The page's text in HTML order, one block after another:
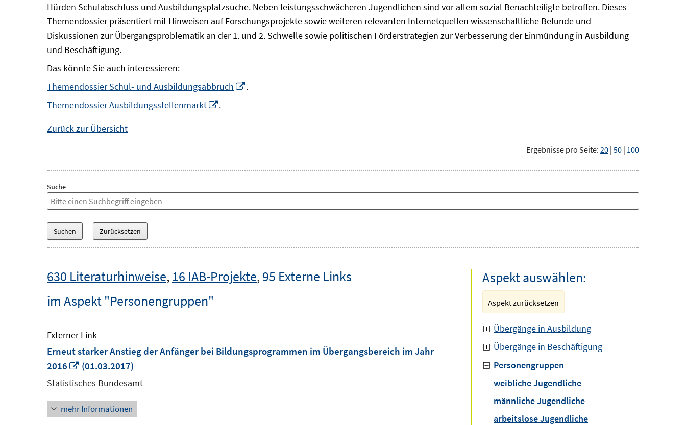
Hürden Schulabschluss und Ausbildungsplatzsuche. Neben leistungsschwächeren Jugendlichen sind vor allem sozial Benachteiligte betroffen. Dieses
Themendossier präsentiert mit Hinweisen auf Forschungsprojekte sowie weiteren relevanten Internetquellen wissenschaftliche Befunde und
Diskussionen zur Übergangsproblematik an der 1. und 2. Schwelle sowie politischen Förderstrategien zur Verbesserung der Einmündung in Ausbildung
und Beschäftigung.
Das könnte Sie auch interessieren:
Themendossier Schul- und Ausbildungsabbruch
In.
Themendossier Ausbildungsstellenmarkt
In.
Zurück zur Übersicht
Ergebnisse pro Seite: 20 | 50 | 100
Suche
630 Literaturhinweise, 16 IAB-Projekte,95 Externe Links
im Aspekt "Personengruppen"
Externer Link
Erneut starker Anstieg der Anfänger bei Bildungsprogrammen im Übergangsbereich im Jahr
2016
In
neuem
öffnen
(01.03.2017)
Statistisches Bundesamt
mehr Informationen
Aspekt auswählen:
Aspekt zurücksetzen
Übergänge in Ausbildung
Übergänge in Beschäftigung
Personengruppen
weibliche Jugendliche
männliche Jugendliche
arbeitslose Jugendliche